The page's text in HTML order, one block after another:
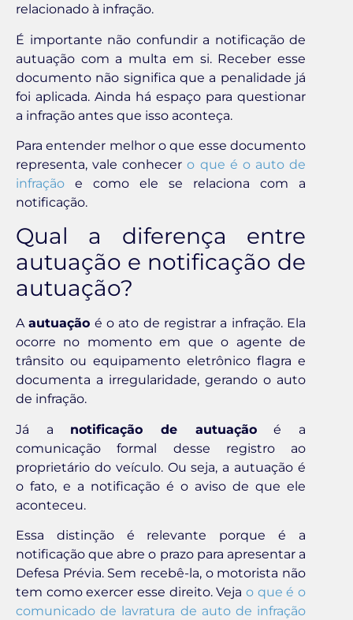
relacionado à infração.
É importante não confundir a notificação de
autuação com a multa em si. Receber esse
documento não significa que a penalidade já
foi aplicada. Ainda há espaço para questionar
a infração antes que isso aconteça.
Para entender melhor o que esse documento
representa, vale conhecero que é o auto de
infração e como ele se relaciona com a
notificação.
Qual a diferença entre
autuação e notificação de
autuação?
Aautuação é o ato de registrar a infração. Ela
ocorre no momento em que o agente de
trânsito ou equipamento eletrônico flagra e
documenta a irregularidade, gerando o auto
de infração.
Já a notificação de autuaçãoé a
comunicação formal desse registro ao
proprietário do veículo. Ou seja, a autuação é
o fato, e a notificação é o aviso de que ele
aconteceu.
Essa distinção é relevante porque é a
notificação que abre o prazo para apresentar a
Defesa Prévia. Sem recebê-la, o motorista não
tem como exercer esse direito. Veja o que é o
comunicado de lavratura de auto de infração